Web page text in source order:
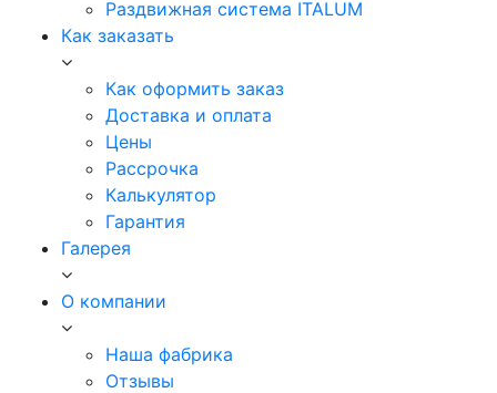
Раздвижная система ITALUM
Как заказать
Как оформить заказ
Доставка и оплата
Цены
Рассрочка
Калькулятор
Гарантия
Галерея
О компании
Наша фабрика
Отзывы